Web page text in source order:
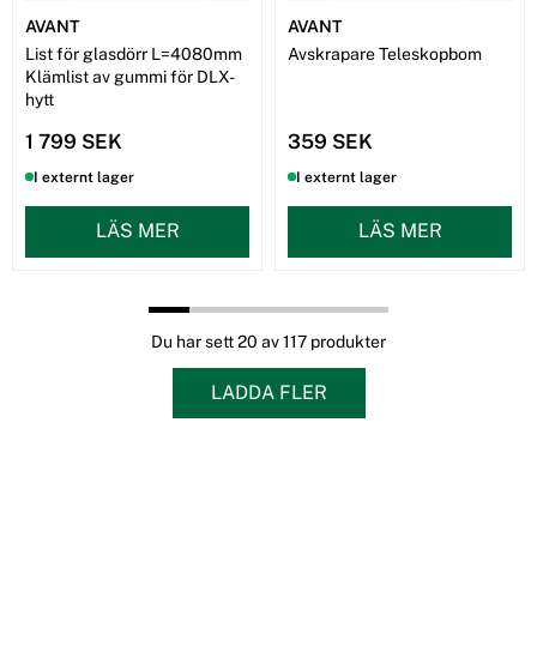
AVANT
List för glasdörr L=4080mm
Klämlist av gummi för DLX-
hytt
1 799 SEK
I externt lager
LÄS MER
AVANT
Avskrapare Teleskopbom
359 SEK
I externt lager
LÄS MER
Du har sett 20 av 117 produkter
LADDA FLER